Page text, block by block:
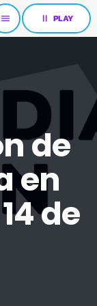
menu pause PLAY
de
en
de